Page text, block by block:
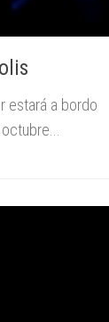
estará a bordo